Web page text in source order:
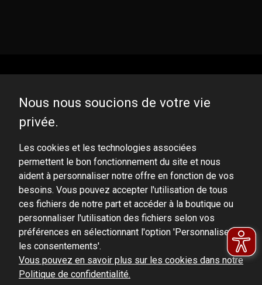
DOMINATOR GROUP Sp. z o.o.
Ludowa 59, 43-514 Kaniów, POLAND
VAT ID No.: 6521751083
dominator@dominator.pl
© Copyright 2022 | Dominator Group Sp. z o. o.
Nous nous soucions de votre vie
privée.
Les cookies et les technologies associées
permettent le bon fonctionnement du site et nous
aident à personnaliser notre offre en fonction de vos
besoins. Vous pouvez accepter l'utilisation de tous
ces fichiers de notre part et accéder à la boutique ou
personnaliser l'utilisation des fichiers selon vos
préférences en sélectionnant l'option 'Personnaliser
les consentements'.
Vous pouvez en savoir plus sur les cookies dans notre
Politique de confidentialité.